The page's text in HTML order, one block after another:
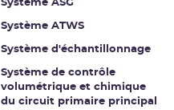
Système ASG
Système ATWS
Système d'échantillonnage
Système de contrôle
volumétrique et chimique
du circuit primaire principal